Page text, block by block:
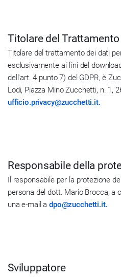
Titolare del Trattamento
Titolare del trattamento dei dati
esclusivamente ai fini del
dell'art. 4 punto 7) del GDPR, è
Lodi, Piazza Mino Zucchetti, n. 1,
ufficio.privacy@zucchetti.it.
Responsabile della
Il responsabile per la protezione
persona del dott. Mario Brocca, a
una e-mail adpo@zucchetti.it.
Sviluppatore